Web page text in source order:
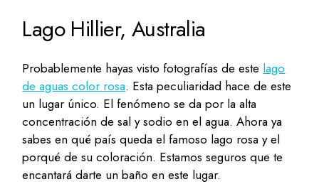
Lago Hillier, Australia
Probablemente hayas visto fotografías de este lago
de aguas color rosa. Esta peculiaridad hace de este
un lugar único. El fenómeno se da por la alta
concentración de sal y sodio en el agua. Ahora ya
sabes en qué país queda el famoso lago rosa y el
porqué de su coloración. Estamos seguros que te
encantará darte un baño en este lugar.